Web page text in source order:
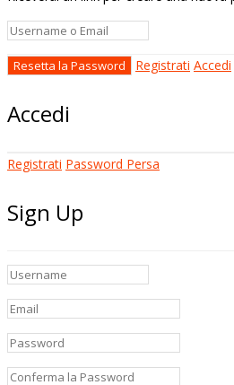
Registrati Accedi
Accedi
Registrati Password Persa
Sign Up